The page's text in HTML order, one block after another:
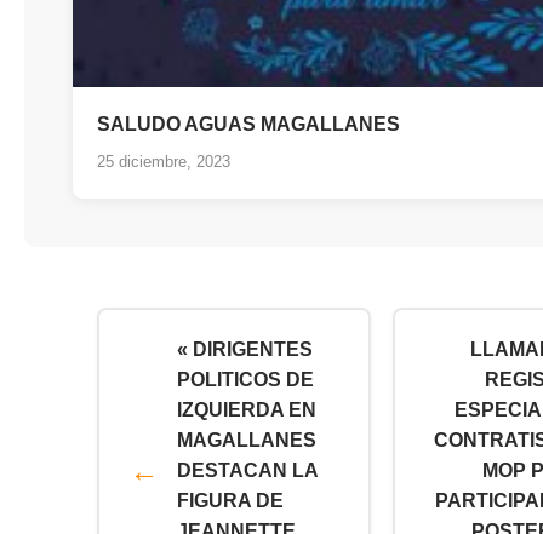
SALUDO AGUAS MAGALLANES
25 diciembre, 2023
« DIRIGENTES
POLITICOS DE
IZQUIERDA EN
MAGALLANES
DESTACAN LA
FIGURA DE
MOP